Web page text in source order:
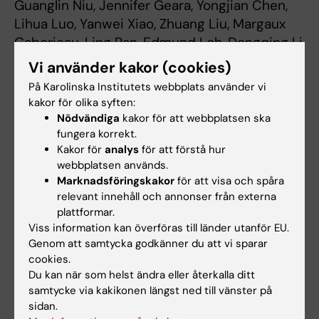
Guanglin Niu, Jennifer Geara, Yongjian Chen,
Lihua Luo, Yanwei Xiao, Zhuang Liu, Margaux
Gaborieau, Ling Pan, Edmund Loh, Dongqing Li,
Pehr Sommar, Aoxue Wang, Xiaowei Zheng,
Ning Xu Landén.Advanced Science
, online 8
februari 2026, doi: 10.1002/advs.202517141
Dermatologi och venereologi
Uppdaterad av:
Karin Broms
2026-02-12
Dela
Vi använder kakor (cookies)
På Karolinska Institutets webbplats använder vi
kakor för olika syften:
Nödvändiga kakor för att webbplatsen ska
fungera korrekt.
Kakor för analys för att förstå hur
webbplatsen används.
Marknadsföringskakor för att visa och spåra
relevant innehåll och annonser från externa
plattformar.
Viss information kan överföras till länder utanför EU.
Genom att samtycka godkänner du att vi sparar
cookies.
Du kan när som helst ändra eller återkalla ditt
samtycke via kakikonen längst ned till vänster på
sidan.